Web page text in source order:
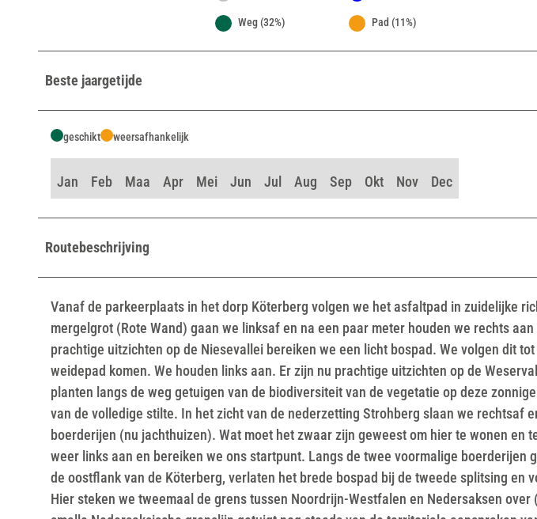
Weg (32%) Pad (11%)
Beste jaargetijde
geschikt weersafhankelijk
Jan Feb Maa Apr Mei Jun Jul Aug Sep Okt Nov Dec
Routebeschrijving
Vanaf de parkeerplaats in het dorp Köterberg volgen we het asfaltpad in zuidelijke
mergelgrot (Rote Wand) gaan we linksaf en na een paar meter houden we rechts
prachtige uitzichten op de Niesevallei bereiken we een licht bospad. We volgen dit
weidepad komen. We houden links aan. Er zijn nu prachtige uitzichten op de
planten langs de weg getuigen van de biodiversiteit van de vegetatie op deze
van de volledige stilte. In het zicht van de nederzetting Strohberg slaan we rechtsaf
boerderijen (nu jachthuizen). Wat moet het zwaar zijn geweest om hier te wonen en
weer links aan en bereiken we ons startpunt. Langs de twee voormalige boerderijen
de oostflank van de Köterberg, verlaten het brede bospad bij de tweede splitsing en
Hier steken we tweemaal de grens tussen Noordrijn-Westfalen en Nedersaksen